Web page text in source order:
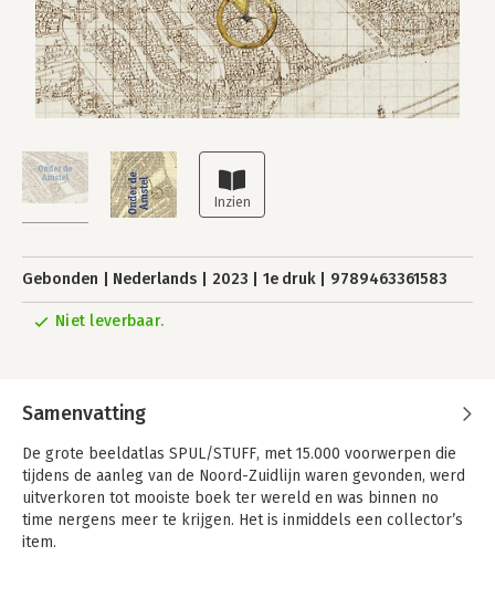
Gebonden Nederlands 2023 1e druk 9789463361583
Niet leverbaar.
Samenvatting
De grote beeldatlas SPUL/STUFF, met 15.000 voorwerpen die
tijdens de aanleg van de Noord-Zuidlijn waren gevonden, werd
uitverkoren tot mooiste boek ter wereld en was binnen no
time nergens meer te krijgen. Het is inmiddels een collector’s
item.